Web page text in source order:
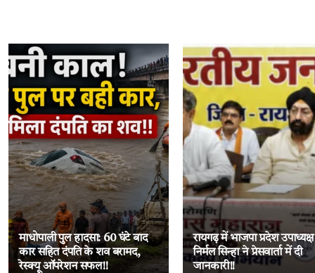
माधोपाली पुल हादसा: 60 घंटे बाद
कार सहित दंपति के शव बरामद,
रेस्क्यू ऑपरेशन सफल!!
रायगढ़ में भाजपा प्रदेश उपाध्यक्ष
निर्मल सिन्हा ने प्रेसवार्ता में दी
जानकारी!!